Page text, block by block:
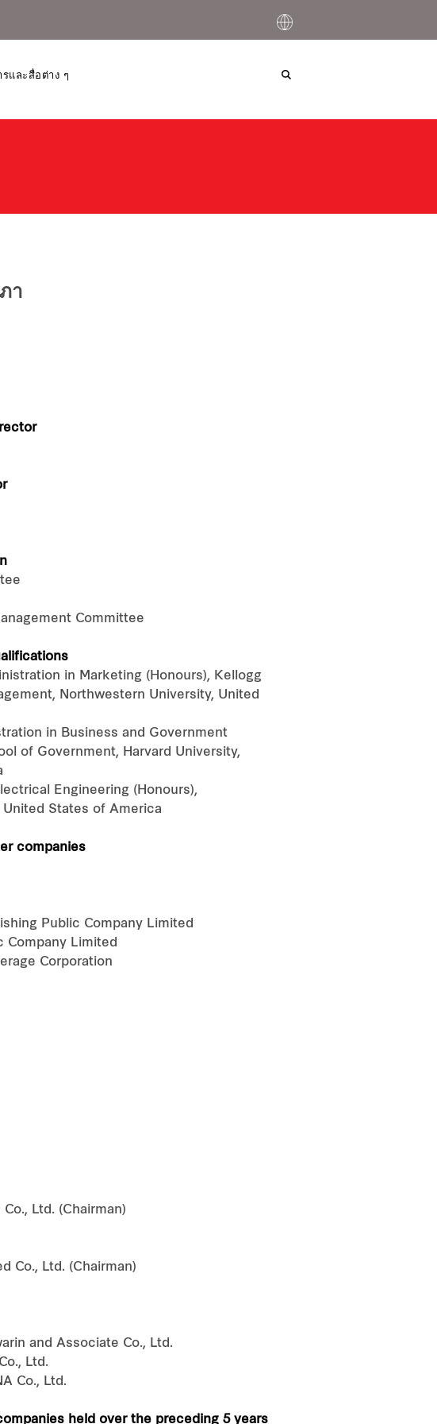
รและสื่อต่าง ๆ
า
Committee
in Marketing (Honours), Kellogg
Northwestern University, United
in Business and Government
of Government, Harvard University,
Engineering (Honours),
States of America
companies
Public Company Limited
Company Limited
Corporation
Ltd. (Chairman)
Co., Ltd. (Chairman)
and Associate Co., Ltd.
Ltd.
Co., Ltd.
held over the preceding 5 years